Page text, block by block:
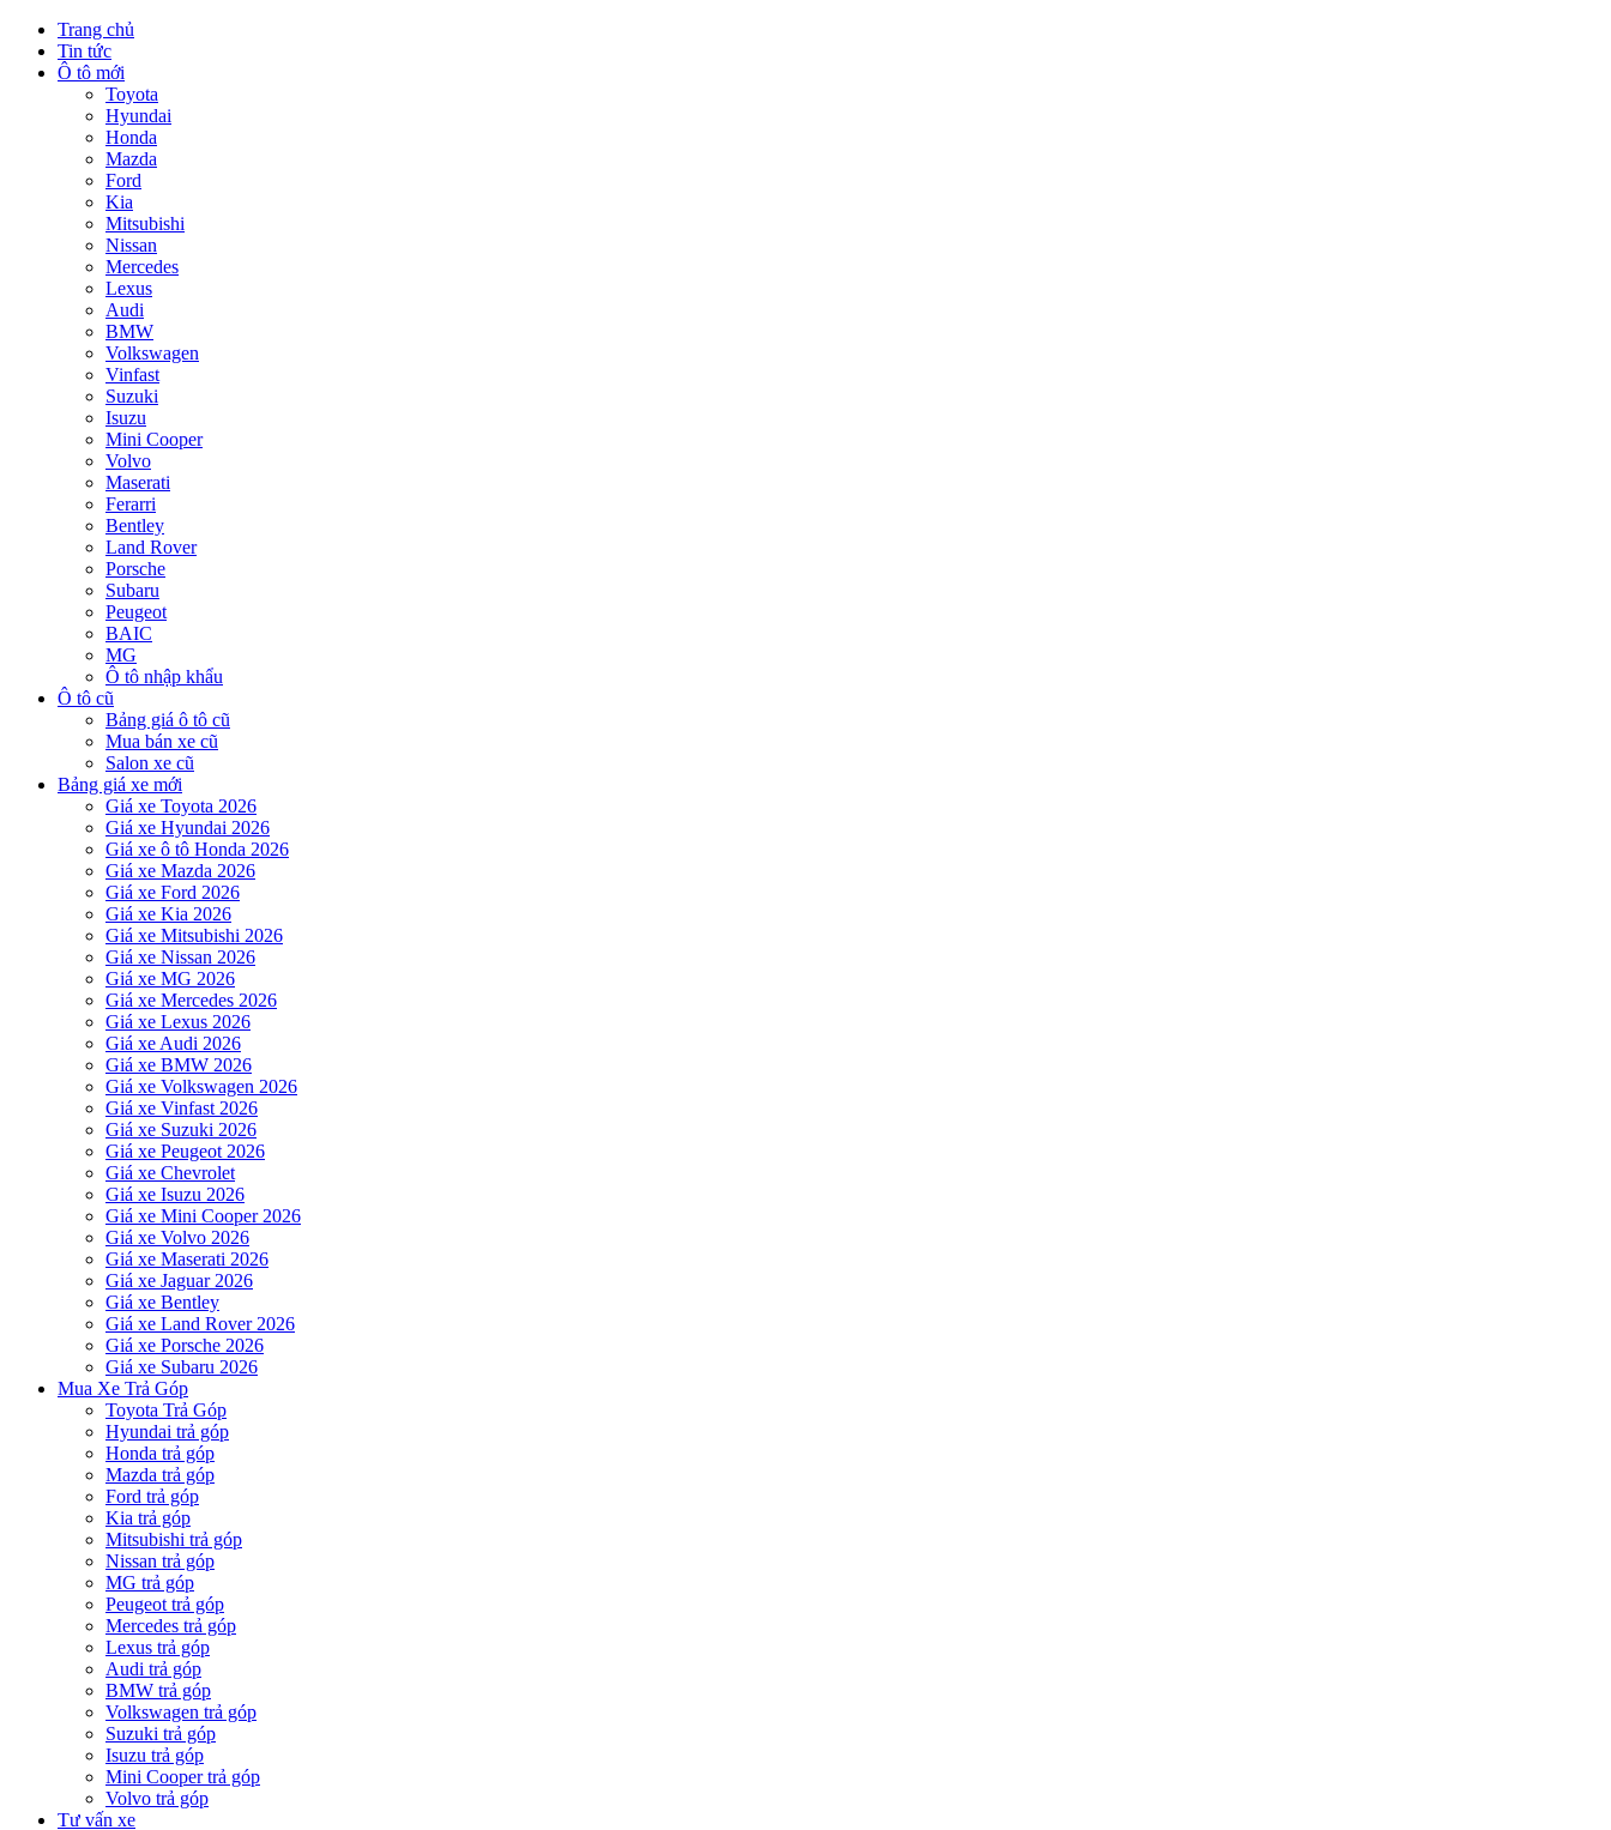
Trang chủ
Tin tức
Ô tô mới
Toyota
Hyundai
Honda
Mazda
Ford
Kia
Mitsubishi
Nissan
Mercedes
Lexus
Audi
BMW
Volkswagen
Vinfast
Suzuki
Isuzu
Mini Cooper
Volvo
Maserati
Ferarri
Bentley
Land Rover
Porsche
Subaru
Peugeot
BAIC
MG
Ô tô nhập khẩu
Ô tô cũ
Bảng giá ô tô cũ
Mua bán xe cũ
Salon xe cũ
Bảng giá xe mới
Giá xe Toyota 2026
Giá xe Hyundai 2026
Giá xe ô tô Honda 2026
Giá xe Mazda 2026
Giá xe Ford 2026
Giá xe Kia 2026
Giá xe Mitsubishi 2026
Giá xe Nissan 2026
Giá xe MG 2026
Giá xe Mercedes 2026
Giá xe Lexus 2026
Giá xe Audi 2026
Giá xe BMW 2026
Giá xe Volkswagen 2026
Giá xe Vinfast 2026
Giá xe Suzuki 2026
Giá xe Peugeot 2026
Giá xe Chevrolet
Giá xe Isuzu 2026
Giá xe Mini Cooper 2026
Giá xe Volvo 2026
Giá xe Maserati 2026
Giá xe Jaguar 2026
Giá xe Bentley
Giá xe Land Rover 2026
Giá xe Porsche 2026
Giá xe Subaru 2026
Mua Xe Trả Góp
Toyota Trả Góp
Hyundai trả góp
Honda trả góp
Mazda trả góp
Ford trả góp
Kia trả góp
Mitsubishi trả góp
Nissan trả góp
MG trả góp
Peugeot trả góp
Mercedes trả góp
Lexus trả góp
Audi trả góp
BMW trả góp
Volkswagen trả góp
Suzuki trả góp
Isuzu trả góp
Mini Cooper trả góp
Volvo trả góp
Tư vấn xe